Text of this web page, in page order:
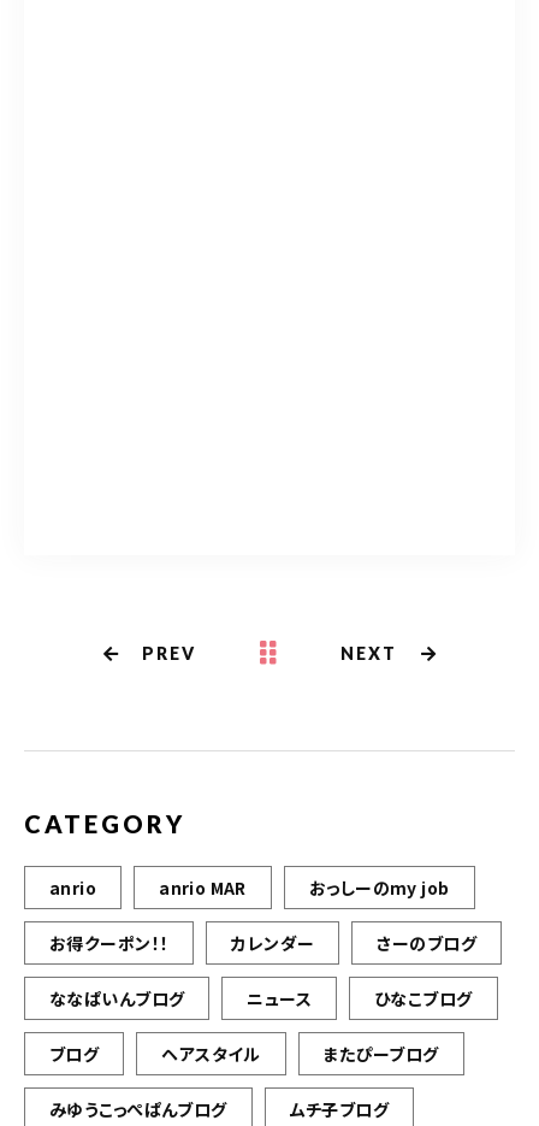
PREV NEXT
CATEGORY
anrio anrio MAR おっしーのmy job
お得クーポン！！ カレンダー さーのブログ
ななぱいんブログ ニュース ひなこブログ
ブログ ヘアスタイル またぴーブログ
みゆうこっぺぱんブログ ムチ子ブログ